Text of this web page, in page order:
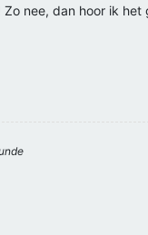
nee, dan hoor ik